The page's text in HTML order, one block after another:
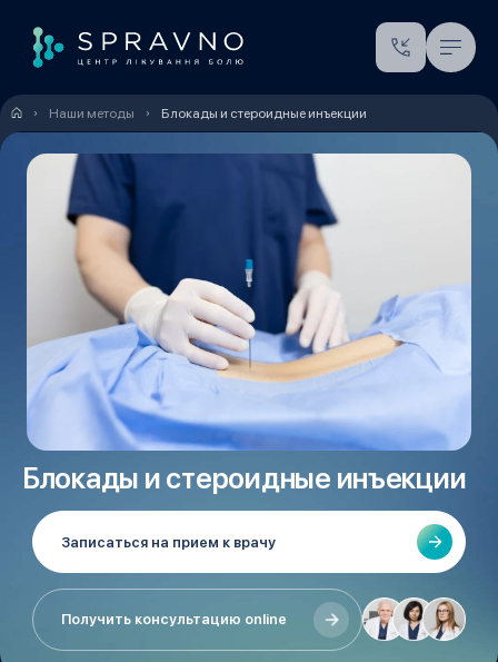
Наши методы Блокады и стероидные инъекции
Блокады и стероидные инъекции
Записаться на прием к врачу
Получить консультацию online